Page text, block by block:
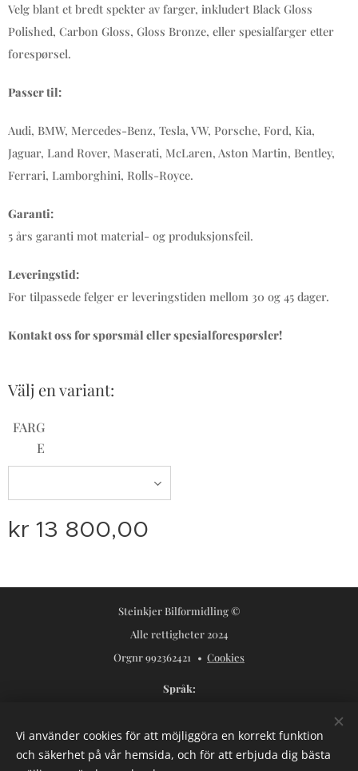
Velg blant et bredt spekter av farger, inkludert Black Gloss
Polished, Carbon Gloss, Gloss Bronze, eller spesialfarger etter
forespørsel.
Passer til:
Audi, BMW, Mercedes-Benz, Tesla, VW, Porsche, Ford, Kia,
Jaguar, Land Rover, Maserati, McLaren, Aston Martin, Bentley,
Ferrari, Lamborghini, Rolls-Royce.
Garanti:
5 års garanti mot material- og produksjonsfeil.
Leveringstid:
For tilpassede felger er leveringstiden mellom 30 og 45 dager.
Kontakt oss for spørsmål eller spesialforespørsler!
Välj en variant:
FARG
E
kr 13 800,00
Steinkjer Bilformidling ©
Alle rettigheter 2024
Orgnr 992362421
Cookies
Språk
Valutor
NOK kr
USD $ SEK kr
Vi använder cookies för att möjliggöra en korrekt funktion
och säkerhet på vår hemsida, och för att erbjuda dig bästa